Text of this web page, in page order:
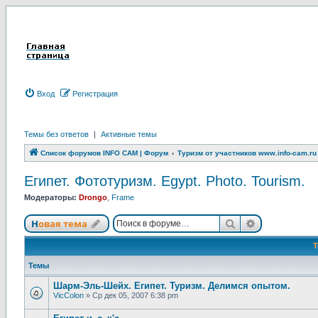
Вход Регистрация
Темы без ответов | Активные темы
Список форумов INFO CAM | Форум Туризм от участников www.info-cam.ru
Египет. Фототуризм. Egypt. Photo. Tourism.
Модераторы: Drongo Frame
Новая тема
Новая тема Поиск
Темы
Шарм-Эль-Шейх. Египет. Туризм. Делимся опытом.
VicColon » Ср дек 05, 2007 6:38 pm